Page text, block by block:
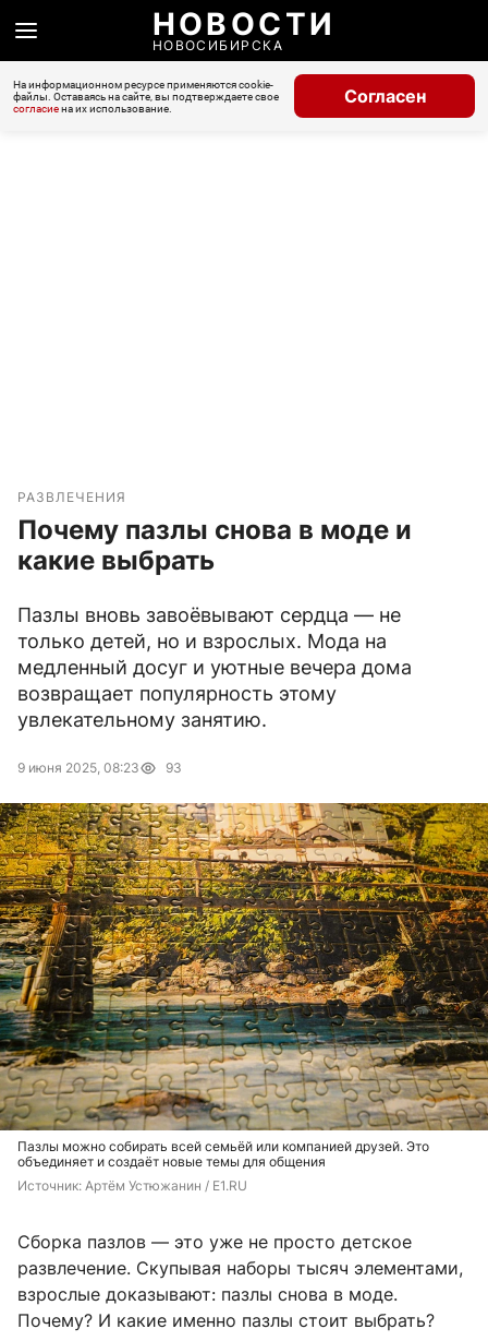
НОВОСТИ
НОВОСИБИРСКА
На информационном ресурсе применяются cookie-
файлы. Оставаясь на сайте, вы подтверждаете свое
согласиена их использование.
Согласен
РАЗВЛЕЧЕНИЯ
Почему пазлы снова в моде и
какие выбрать
Пазлы вновь завоёвывают сердца — не
только детей, но и взрослых. Мода на
медленный досуг и уютные вечера дома
возвращает популярность этому
увлекательному занятию.
9 июня 2025, 08:23 93
Пазлы можно собирать всей семьёй или компанией друзей. Это
объединяет и создаёт новые темы для общения
Источник: Артём Устюжанин / E1.RU
Сборка пазлов — это уже не просто детское
развлечение. Скупывая наборы тысяч элементами,
взрослые доказывают: пазлы снова в моде.
Почему? И какие именно пазлы стоит выбрать?